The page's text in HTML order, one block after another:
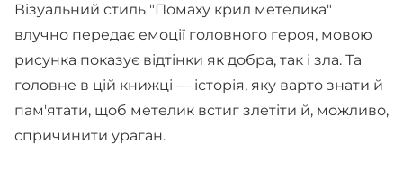
Візуальний стиль "Помаху крил метелика"
влучно передає емоції головного героя, мовою
рисунка показує відтінки як добра, так і зла. Та
головне в цій книжці — історія, яку варто знати й
пам'ятати, щоб метелик встиг злетіти й, можливо,
спричинити ураган.